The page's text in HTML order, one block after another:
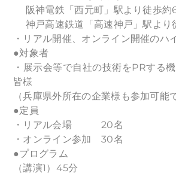
阪神電鉄「西元町」駅より徒歩約
神戸高速鉄道「高速神戸」駅より
・リアル開催、オンライン開催のハ
●対象者
・展示会等で自社の技術をPRする
皆様
（兵庫県外所在の企業様も参加可能
●定員
・リアル会場 20名
・オンライン参加 30名
●プログラム
（講演1）45分